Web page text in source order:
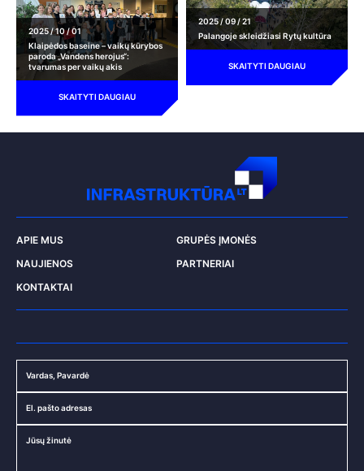
2025 / 10 / 01
Klaipėdos baseine – vaikų kūrybos
paroda „Vandens herojus“:
tvarumas per vaikų akis
SKAITYTI DAUGIAU
2025 / 09 / 21
Palangoje skleidžiasi Rytų kultūra
SKAITYTI DAUGIAU
APIE MUS
GRUPĖS ĮMONĖS
NAUJIENOS
PARTNERIAI
KONTAKTAI